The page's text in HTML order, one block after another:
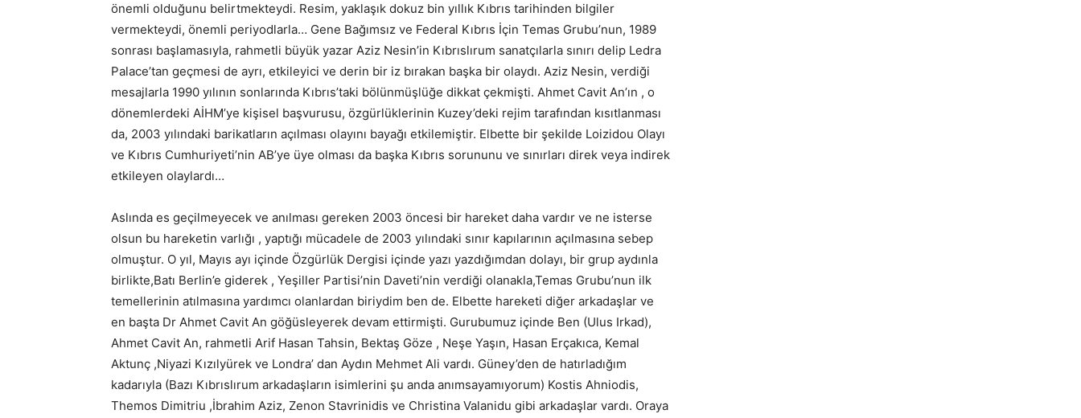
önemli olduğunu belirtmekteydi. Resim, yaklaşık dokuz bin yıllık Kıbrıs tarihinden bilgiler
vermekteydi, önemli periyodlarla… Gene Bağımsız ve Federal Kıbrıs İçin Temas Grubu’nun, 1989
sonrası başlamasıyla, rahmetli büyük yazar Aziz Nesin’in Kıbrıslırum sanatçılarla sınırı delip Ledra
Palace’tan geçmesi de ayrı, etkileyici ve derin bir iz bırakan başka bir olaydı. Aziz Nesin, verdiği
mesajlarla 1990 yılının sonlarında Kıbrıs’taki bölünmüşlüğe dikkat çekmişti. Ahmet Cavit An’ın , o
dönemlerdeki AİHM’ye kişisel başvurusu, özgürlüklerinin Kuzey’deki rejim tarafından kısıtlanması
da, 2003 yılındaki barikatların açılması olayını bayağı etkilemiştir. Elbette bir şekilde Loizidou Olayı
ve Kıbrıs Cumhuriyeti’nin AB’ye üye olması da başka Kıbrıs sorununu ve sınırları direk veya indirek
etkileyen olaylardı…
Aslında es geçilmeyecek ve anılması gereken 2003 öncesi bir hareket daha vardır ve ne isterse
olsun bu hareketin varlığı , yaptığı mücadele de 2003 yılındaki sınır kapılarının açılmasına sebep
olmuştur. O yıl, Mayıs ayı içinde Özgürlük Dergisi içinde yazı yazdığımdan dolayı, bir grup aydınla
birlikte,Batı Berlin’e giderek , Yeşiller Partisi’nin Daveti’nin verdiği olanakla,Temas Grubu’nun ilk
temellerinin atılmasına yardımcı olanlardan biriydim ben de. Elbette hareketi diğer arkadaşlar ve
en başta Dr Ahmet Cavit An göğüsleyerek devam ettirmişti. Gurubumuz içinde Ben (Ulus Irkad),
Ahmet Cavit An, rahmetli Arif Hasan Tahsin, Bektaş Göze , Neşe Yaşın, Hasan Erçakıca, Kemal
Aktunç ,Niyazi Kızılyürek ve Londra’ dan Aydın Mehmet Ali vardı. Güney’den de hatırladığım
kadarıyla (Bazı Kıbrıslırum arkadaşların isimlerini şu anda anımsayamıyorum) Kostis Ahniodis,
Themos Dimitriu ,İbrahim Aziz, Zenon Stavrinidis ve Christina Valanidu gibi arkadaşlar vardı. Oraya